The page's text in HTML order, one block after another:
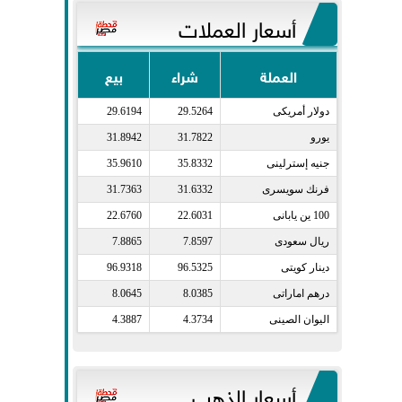
أسعار العملات
العملة شراء بيع
دولار أمريكى​ 29.5264
29.6194
يورو​ 31.7822
31.8942
جنيه إسترلينى​ 35.8332
35.9610
فرنك سويسرى​ 31.6332
31.7363
100 ين يابانى​ 22.6031
22.6760
ريال سعودى​ 7.8597
7.8865
دينار كويتى​ 96.5325
96.9318
درهم اماراتى​ 8.0385
8.0645
اليوان الصينى​ 4.3734
4.3887
أسعار الذهب